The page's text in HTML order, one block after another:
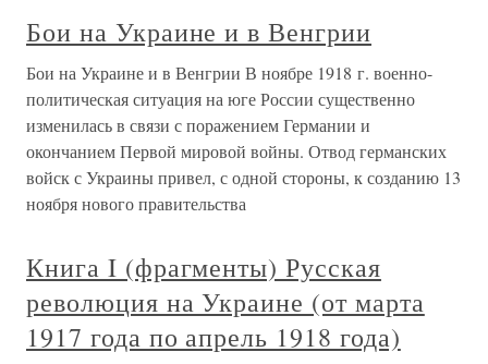
Бои на Украине и в Венгрии
Бои на Украине и в Венгрии В ноябре 1918 г. военно-
политическая ситуация на юге России существенно
изменилась в связи с поражением Германии и
окончанием Первой мировой войны. Отвод германских
войск с Украины привел, с одной стороны, к созданию 13
ноября нового правительства
Книга I (фрагменты) Русская
революция на Украине (от марта
1917 года по апрель 1918 года)